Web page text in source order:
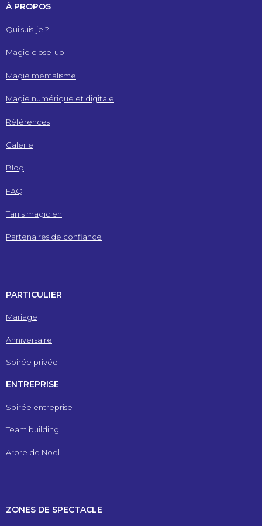
À PROPOS
Qui suis-je ?
Magie close-up
Magie mentalisme
Magie numérique et digitale
Références
Galerie
Blog
FAQ
Tarifs magicien
Partenaires de confiance
PARTICULIER
Mariage
Anniversaire
Soirée privée
ENTREPRISE
Soirée entreprise
Team building
Arbre de Noël
ZONES DE SPECTACLE